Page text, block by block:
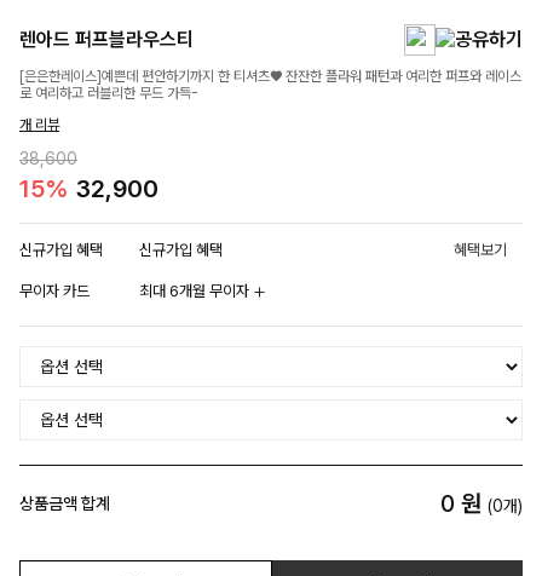
렌아드 퍼프블라우스티
[은은한레이스]예쁜데 편안하기까지 한 티셔츠♥ 잔잔한 플라워 패턴과 여리한 퍼프와 레이스
로 여리하고 러블리한 무드 가득-
개 리뷰
38,600
15% 32,900
신규가입 혜택 신규가입 혜택 혜택보기
무이자 카드 최대 6개월 무이자
상품금액 합계 0 원 (0개)